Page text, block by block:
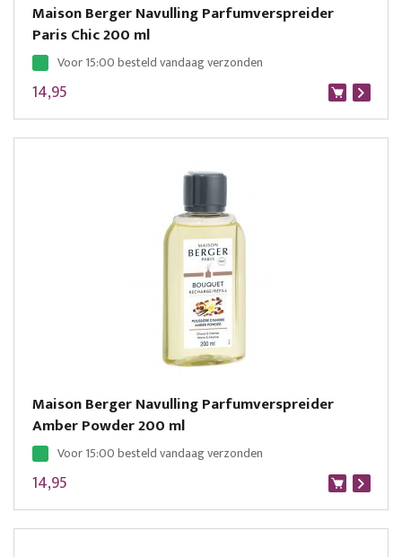
Maison Berger Navulling Parfumverspreider
Paris Chic 200 ml
Voor 15:00 besteld vandaag verzonden
14,95
Maison Berger Navulling Parfumverspreider
Amber Powder 200 ml
Voor 15:00 besteld vandaag verzonden
14,95